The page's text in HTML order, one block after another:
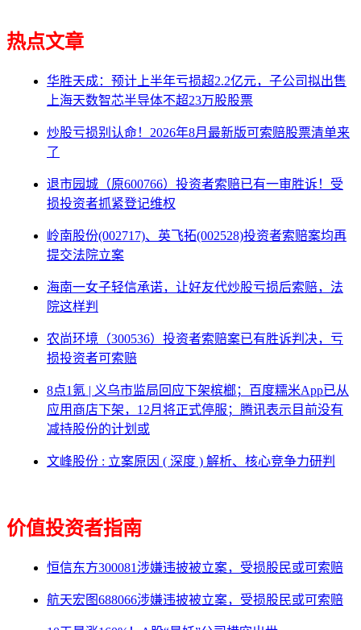
热点文章
华胜天成：预计上半年亏损超2.2亿元，子公司拟出售
上海天数智芯半导体不超23万股股票
炒股亏损别认命！2026年8月最新版可索赔股票清单来
了
退市园城（原600766）投资者索赔已有一审胜诉！受
损投资者抓紧登记维权
岭南股份(002717)、英飞拓(002528)投资者索赔案均再
提交法院立案
海南一女子轻信承诺，让好友代炒股亏损后索赔，法
院这样判
农尚环境（300536）投资者索赔案已有胜诉判决，亏
损投资者可索赔
8点1氪 | 义乌市监局回应下架槟榔；百度糯米App已从
应用商店下架，12月将正式停服；腾讯表示目前没有
减持股份的计划或
文峰股份 : 立案原因 ( 深度 ) 解析、核心竞争力研判
价值投资者指南
恒信东方300081涉嫌违披被立案，受损股民或可索赔
航天宏图688066涉嫌违披被立案，受损股民或可索赔